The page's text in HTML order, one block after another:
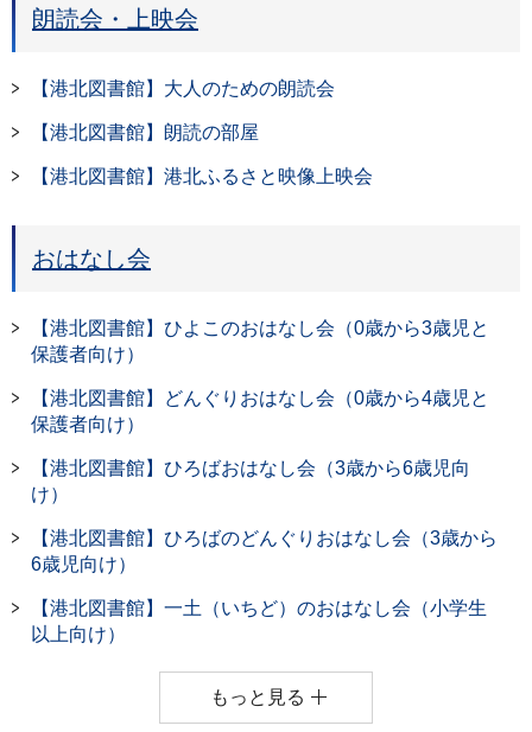
朗読会・上映会
【港北図書館】大人のための朗読会
【港北図書館】朗読の部屋
【港北図書館】港北ふるさと映像上映会
おはなし会
【港北図書館】ひよこのおはなし会（0歳から3歳児と
保護者向け）
【港北図書館】どんぐりおはなし会（0歳から4歳児と
保護者向け）
【港北図書館】ひろばおはなし会（3歳から6歳児向
け）
【港北図書館】ひろばのどんぐりおはなし会（3歳から
6歳児向け）
【港北図書館】一土（いちど）のおはなし会（小学生
以上向け）
もっと見る